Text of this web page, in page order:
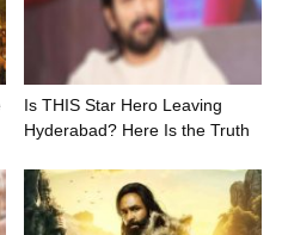
Is THIS Star Hero Leaving
Hyderabad? Here Is the Truth